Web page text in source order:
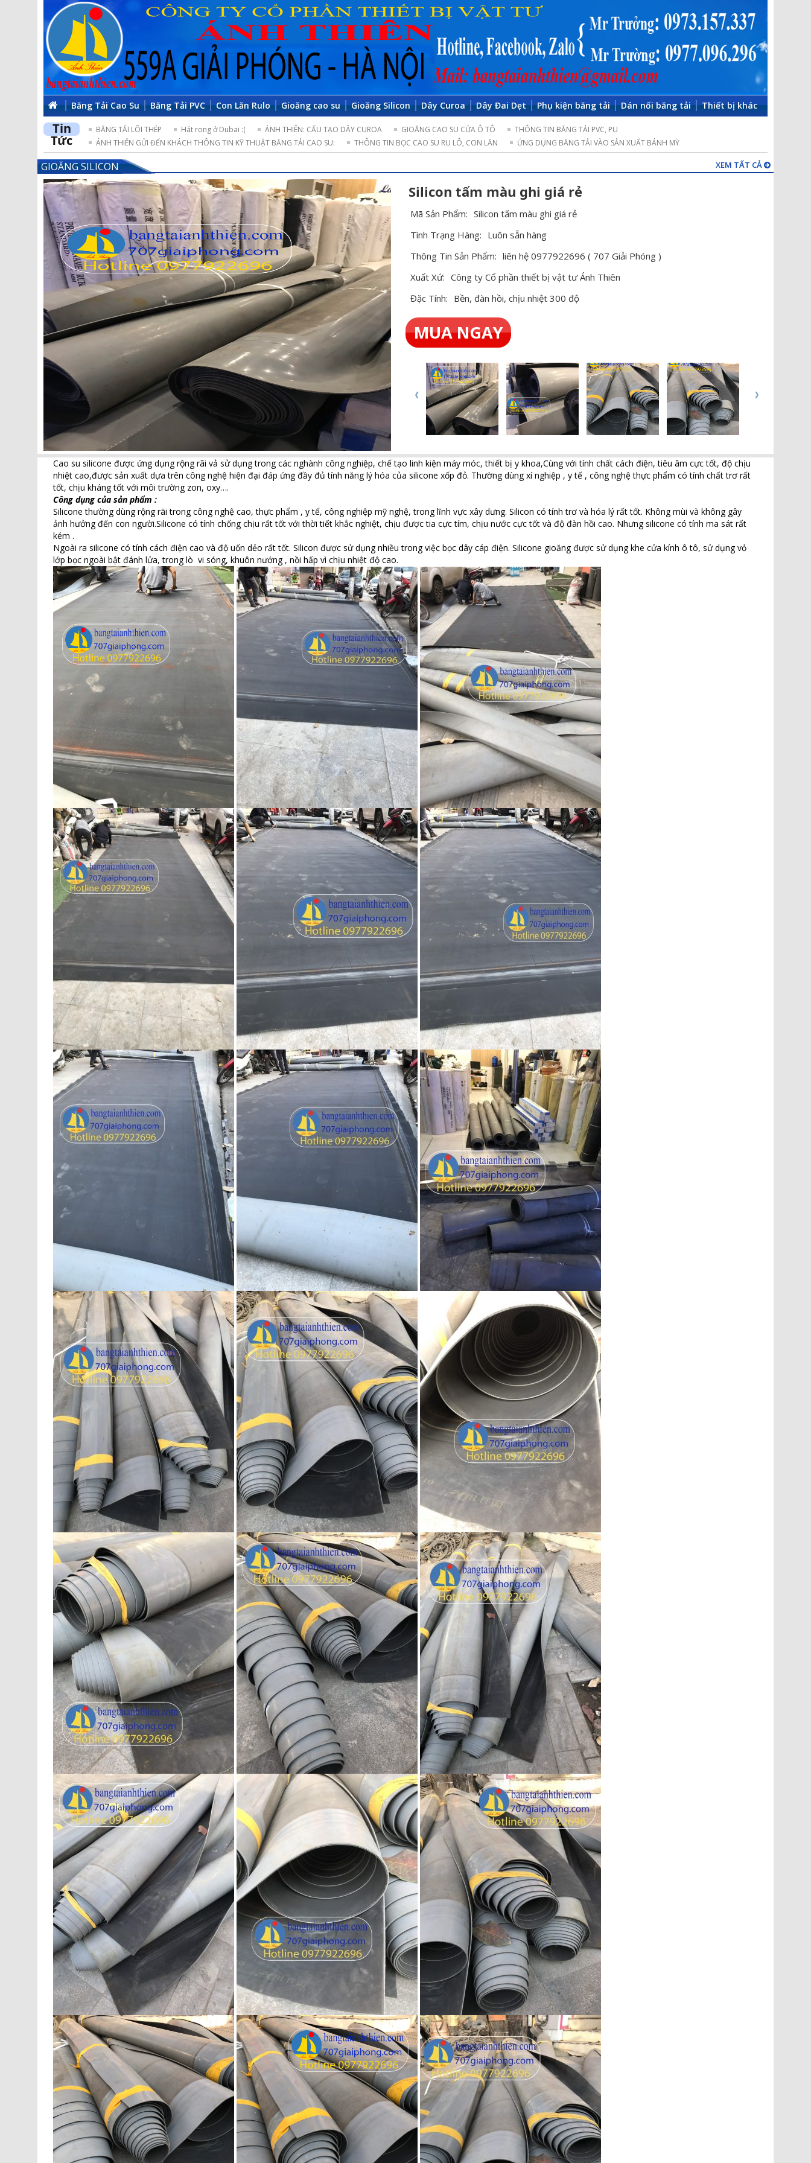
Băng Tải Cao Su Băng Tải PVC Con Lăn Rulo Gioăng cao su Gioăng Silicon Dây Curoa Dây Đai Dẹt Phụ kiện băng tải Dán nối băng tải Thiết bị khác
Tin
Tức
BĂNG TẢI LÕI THÉP Hát rong ở Dubai :( ÁNH THIÊN: CẤU TẠO DÂY CUROA GIOĂNG CAO SU CỬA Ô TÔ
THÔNG TIN BĂNG TẢI PVC, PU
ÁNH THIÊN GỬI ĐẾN KHÁCH THÔNG TIN KỸ THUẬT BĂNG TẢI CAO SU:
THÔNG TIN BỌC CAO SU RU LÔ, CON LĂN ỨNG DỤNG BĂNG TẢI VÀO SẢN XUẤT BÁNH MỲ
GIOĂNG SILICON XEM TẤT CẢ
Silicon tấm màu ghi giá rẻ
Mã Sản Phẩm: Silicon tấm màu ghi giá rẻ
Tình Trạng Hàng: Luôn sẵn hàng
Thông Tin Sản Phẩm: liên hệ 0977922696 ( 707 Giải Phóng )
Xuất Xứ: Công ty Cổ phần thiết bị vật tư Ánh Thiên
Đặc Tính: Bền, đàn hồi, chịu nhiệt 300 độ
MUA NGAY
Cao su silicone được ứng dụng rộng rãi vả sử dụng trong các nghành công nghiệp, chế tạo linh kiện máy móc, thiết bị y khoa,Cùng với tính chất cách điện, tiêu âm cực tốt, độ chịu
nhiệt cao,được sản xuất dựa trên công nghệ hiện đại đáp ứng đầy đủ tính năng lý hóa của silicone xốp đỏ. Thường dùng xí nghiệp , y tế , công nghệ thực phẩm có tính chất trơ rất
tốt, chịu kháng tốt với môi trường zon, oxy….
Công dụng của sản phẩm :
Silicone thường dùng rộng rãi trong công nghệ cao, thực phẩm , y tế, công nghiệp mỹ nghệ, trong lĩnh vực xây dưng. Silicon có tính trơ và hóa lý rất tốt. Không mùi và không gây
ảnh hưởng đến con người.Silicone có tính chống chịu rất tốt với thời tiết khắc nghiệt, chịu được tia cực tím, chịu nước cực tốt và độ đàn hồi cao. Nhưng silicone có tính ma sát rất
kém .
Ngoài ra silicone có tính cách điện cao và độ uốn dẻo rất tốt. Silicon được sử dụng nhiều trong việc bọc dây cáp điện. Silicone gioăng được sử dụng khe cửa kính ô tô, sử dụng vỏ
lớp bọc ngoài bật đánh lửa, trong lò vi sóng, khuôn nướng , nồi hấp vì chịu nhiệt độ cao.